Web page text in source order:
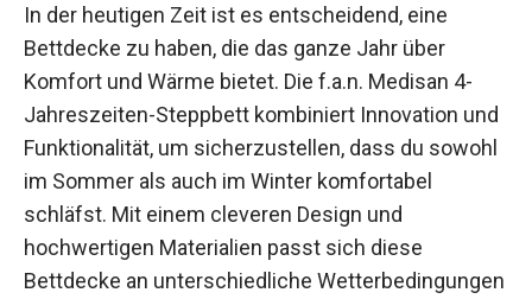
In der heutigen Zeit ist es entscheidend, eine
Bettdecke zu haben, die das ganze Jahr über
Komfort und Wärme bietet. Die f.a.n. Medisan 4-
Jahreszeiten-Steppbett kombiniert Innovation und
Funktionalität, um sicherzustellen, dass du sowohl
im Sommer als auch im Winter komfortabel
schläfst. Mit einem cleveren Design und
hochwertigen Materialien passt sich diese
Bettdecke an unterschiedliche Wetterbedingungen